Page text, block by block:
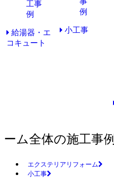
給湯器・エ
コキュート
小工事
ーム全体の施工事例
エクステリアリフォーム
小工事